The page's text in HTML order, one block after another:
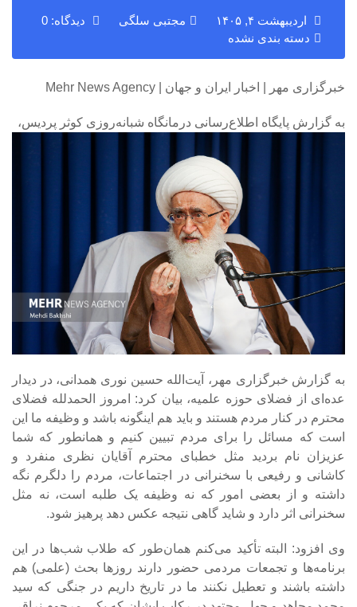
اردیبهشت ۴, ۱۴۰۵ مجتبی سلگی
دیدگاه: 0
دسته بندی نشده
خبرگزاری مهر | اخبار ایران و جهان | Mehr News Agency
به گزارش پایگاه اطلاع‌رسانی درمانگاه شبانه‌روزی کوثر پردیس،
به گزارش خبرگزاری مهر، آیت‌الله حسین نوری همدانی، در دیدار
عده‌ای از فضلای حوزه علمیه، بیان کرد: امروز الحمدلله فضلای
محترم در کنار مردم هستند و باید هم اینگونه باشد و وظیفه ما این
است که مسائل را برای مردم تبیین کنیم و همانطور که شما
عزیزان نام بردید مثل خطبای محترم آقایان نظری منفرد و
کاشانی و رفیعی با سخنرانی در اجتماعات، مردم را دلگرم نگه
داشته و از بعضی امور که نه وظیفه یک طلبه است، نه مثل
سخنرانی اثر دارد و شاید گاهی نتیجه عکس دهد پرهیز شود.
وی افزود: البته‌ تأکید می‌کنم همان‌طور که طلاب شب‌ها در این
برنامه‌ها و تجمعات مردمی حضور دارند روزها بحث (علمی) هم
داشته باشند و تعطیل نکنند ما در تاریخ داریم در جنگی که سید